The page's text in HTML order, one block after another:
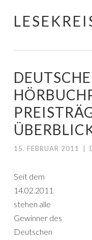
Springe
15. FEBRUAR 2011
Seit dem
14.02.2011
stehen alle
Gewinner des
Deutschen